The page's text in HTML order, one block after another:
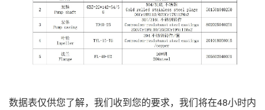
数据表仅供您了解，我们收到您的要求，我们将在48小时内